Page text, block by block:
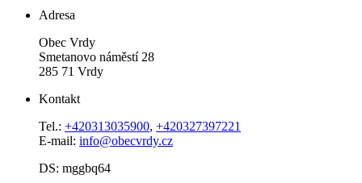
Adresa
Obec Vrdy
Smetanovo náměstí 28
285 71 Vrdy
Kontakt
Tel.: +420313035900, +420327397221
E-mail: info@obecvrdy.cz
DS: mggbq64